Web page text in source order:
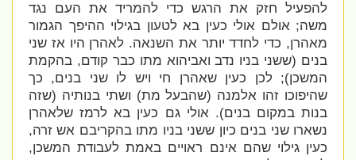
להפעיל חזק את הרגש כדי להמריד את העם נגד
משה; אולם אולי כעין בא לטעון בגילוי ההיפך הגמור
מאהרן, כדי לחדד יותר את השנאה. לאהרן היו אז שני
בנים (ששני בניו נדב ואביהוא מתו כבר קודם, בהקמת
המשכן); לכן כעין שאהרן חי ויש לו שני בנים, כך
שהיפוכו זהו אלמנה (שהבעל מת) ושתי בנותיה (שזה
בנות במקום בנים). אולי גם כעין בא לרמז שלאהרן
נשארו שני בנים כיון ששני בניו מתו בהקריבם אש זרה,
כעין גילוי שהם אינם ראויים באמת לעבודת המשכן,